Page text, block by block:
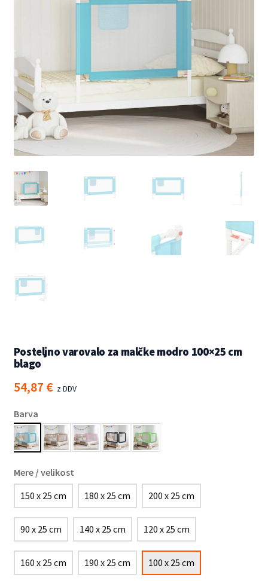
Posteljno varovalo za malčke modro 100×25 cm
blago
54,87 € z DDV
Barva
Mere / velikost
150 x 25 cm
180 x 25 cm 200 x 25 cm
90 x 25 cm 140 x 25 cm 120 x 25 cm
160 x 25 cm 190 x 25 cm 100 x 25 cm